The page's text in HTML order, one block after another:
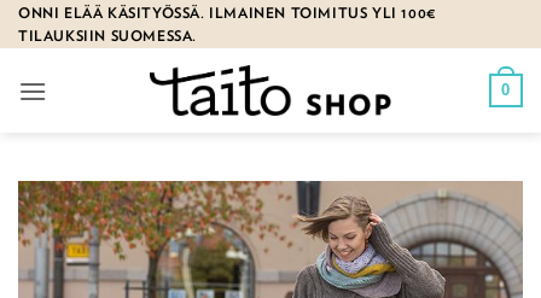
Skip
to
ONNI ELÄÄ KÄSITYÖSSÄ. ILMAINEN TOIMITUS YLI 100€
TILAUKSIIN SUOMESSA.
0